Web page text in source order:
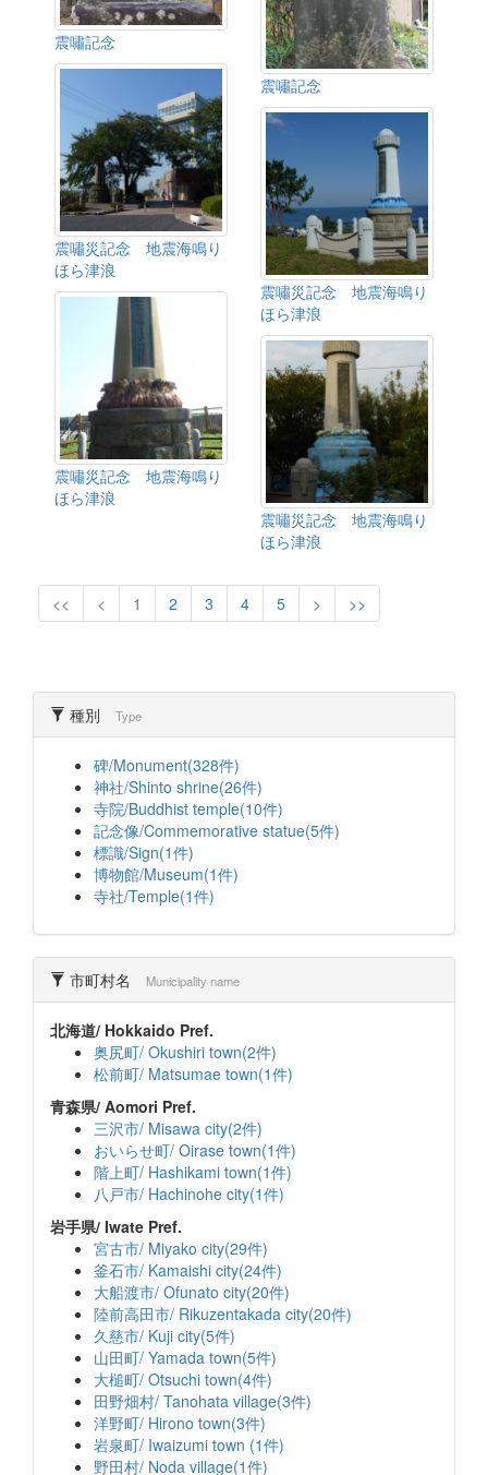
震嘯記念
震嘯記念
震嘯災記念 地震海鳴り
ほら津浪
震嘯災記念 地震海鳴り
ほら津浪
震嘯災記念 地震海鳴り
ほら津浪
震嘯災記念 地震海鳴り
ほら津浪
<< < 1 2 3 4 5 > >>
種別 Type
碑/Monument(328件)
神社/Shinto shrine(26件)
寺院/Buddhist temple(10件)
記念像/Commemorative statue(5件)
標識/Sign(1件)
博物館/Museum(1件)
寺社/Temple(1件)
市町村名 Municipality name
北海道/ Hokkaido Pref.
奥尻町/ Okushiri town(2件)
松前町/ Matsumae town(1件)
青森県/ Aomori Pref.
三沢市/ Misawa city(2件)
おいらせ町/ Oirase town(1件)
階上町/ Hashikami town(1件)
八戸市/ Hachinohe city(1件)
岩手県/ Iwate Pref.
宮古市/ Miyako city(29件)
釜石市/ Kamaishi city(24件)
大船渡市/ Ofunato city(20件)
陸前高田市/ Rikuzentakada city(20件)
久慈市/ Kuji city(5件)
山田町/ Yamada town(5件)
大槌町/ Otsuchi town(4件)
田野畑村/ Tanohata village(3件)
洋野町/ Hirono town(3件)
岩泉町/ Iwaizumi town (1件)
野田村/ Noda village(1件)